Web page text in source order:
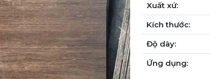
Next
Xuất xứ:
Kích thước:
Độ dày:
Ứng dụng: